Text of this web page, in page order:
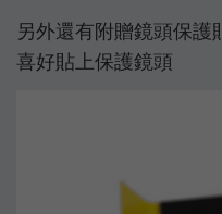
另外還有附贈鏡頭保護
喜好貼上保護鏡頭